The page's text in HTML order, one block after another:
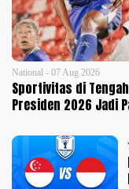
National - 07 Aug 2026
Sportivitas di
Presiden 2026 Jadi